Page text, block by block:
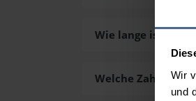
Wir
und
Wie lange ist die
Welche